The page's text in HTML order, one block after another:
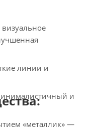
линии и
и
«металлик» —